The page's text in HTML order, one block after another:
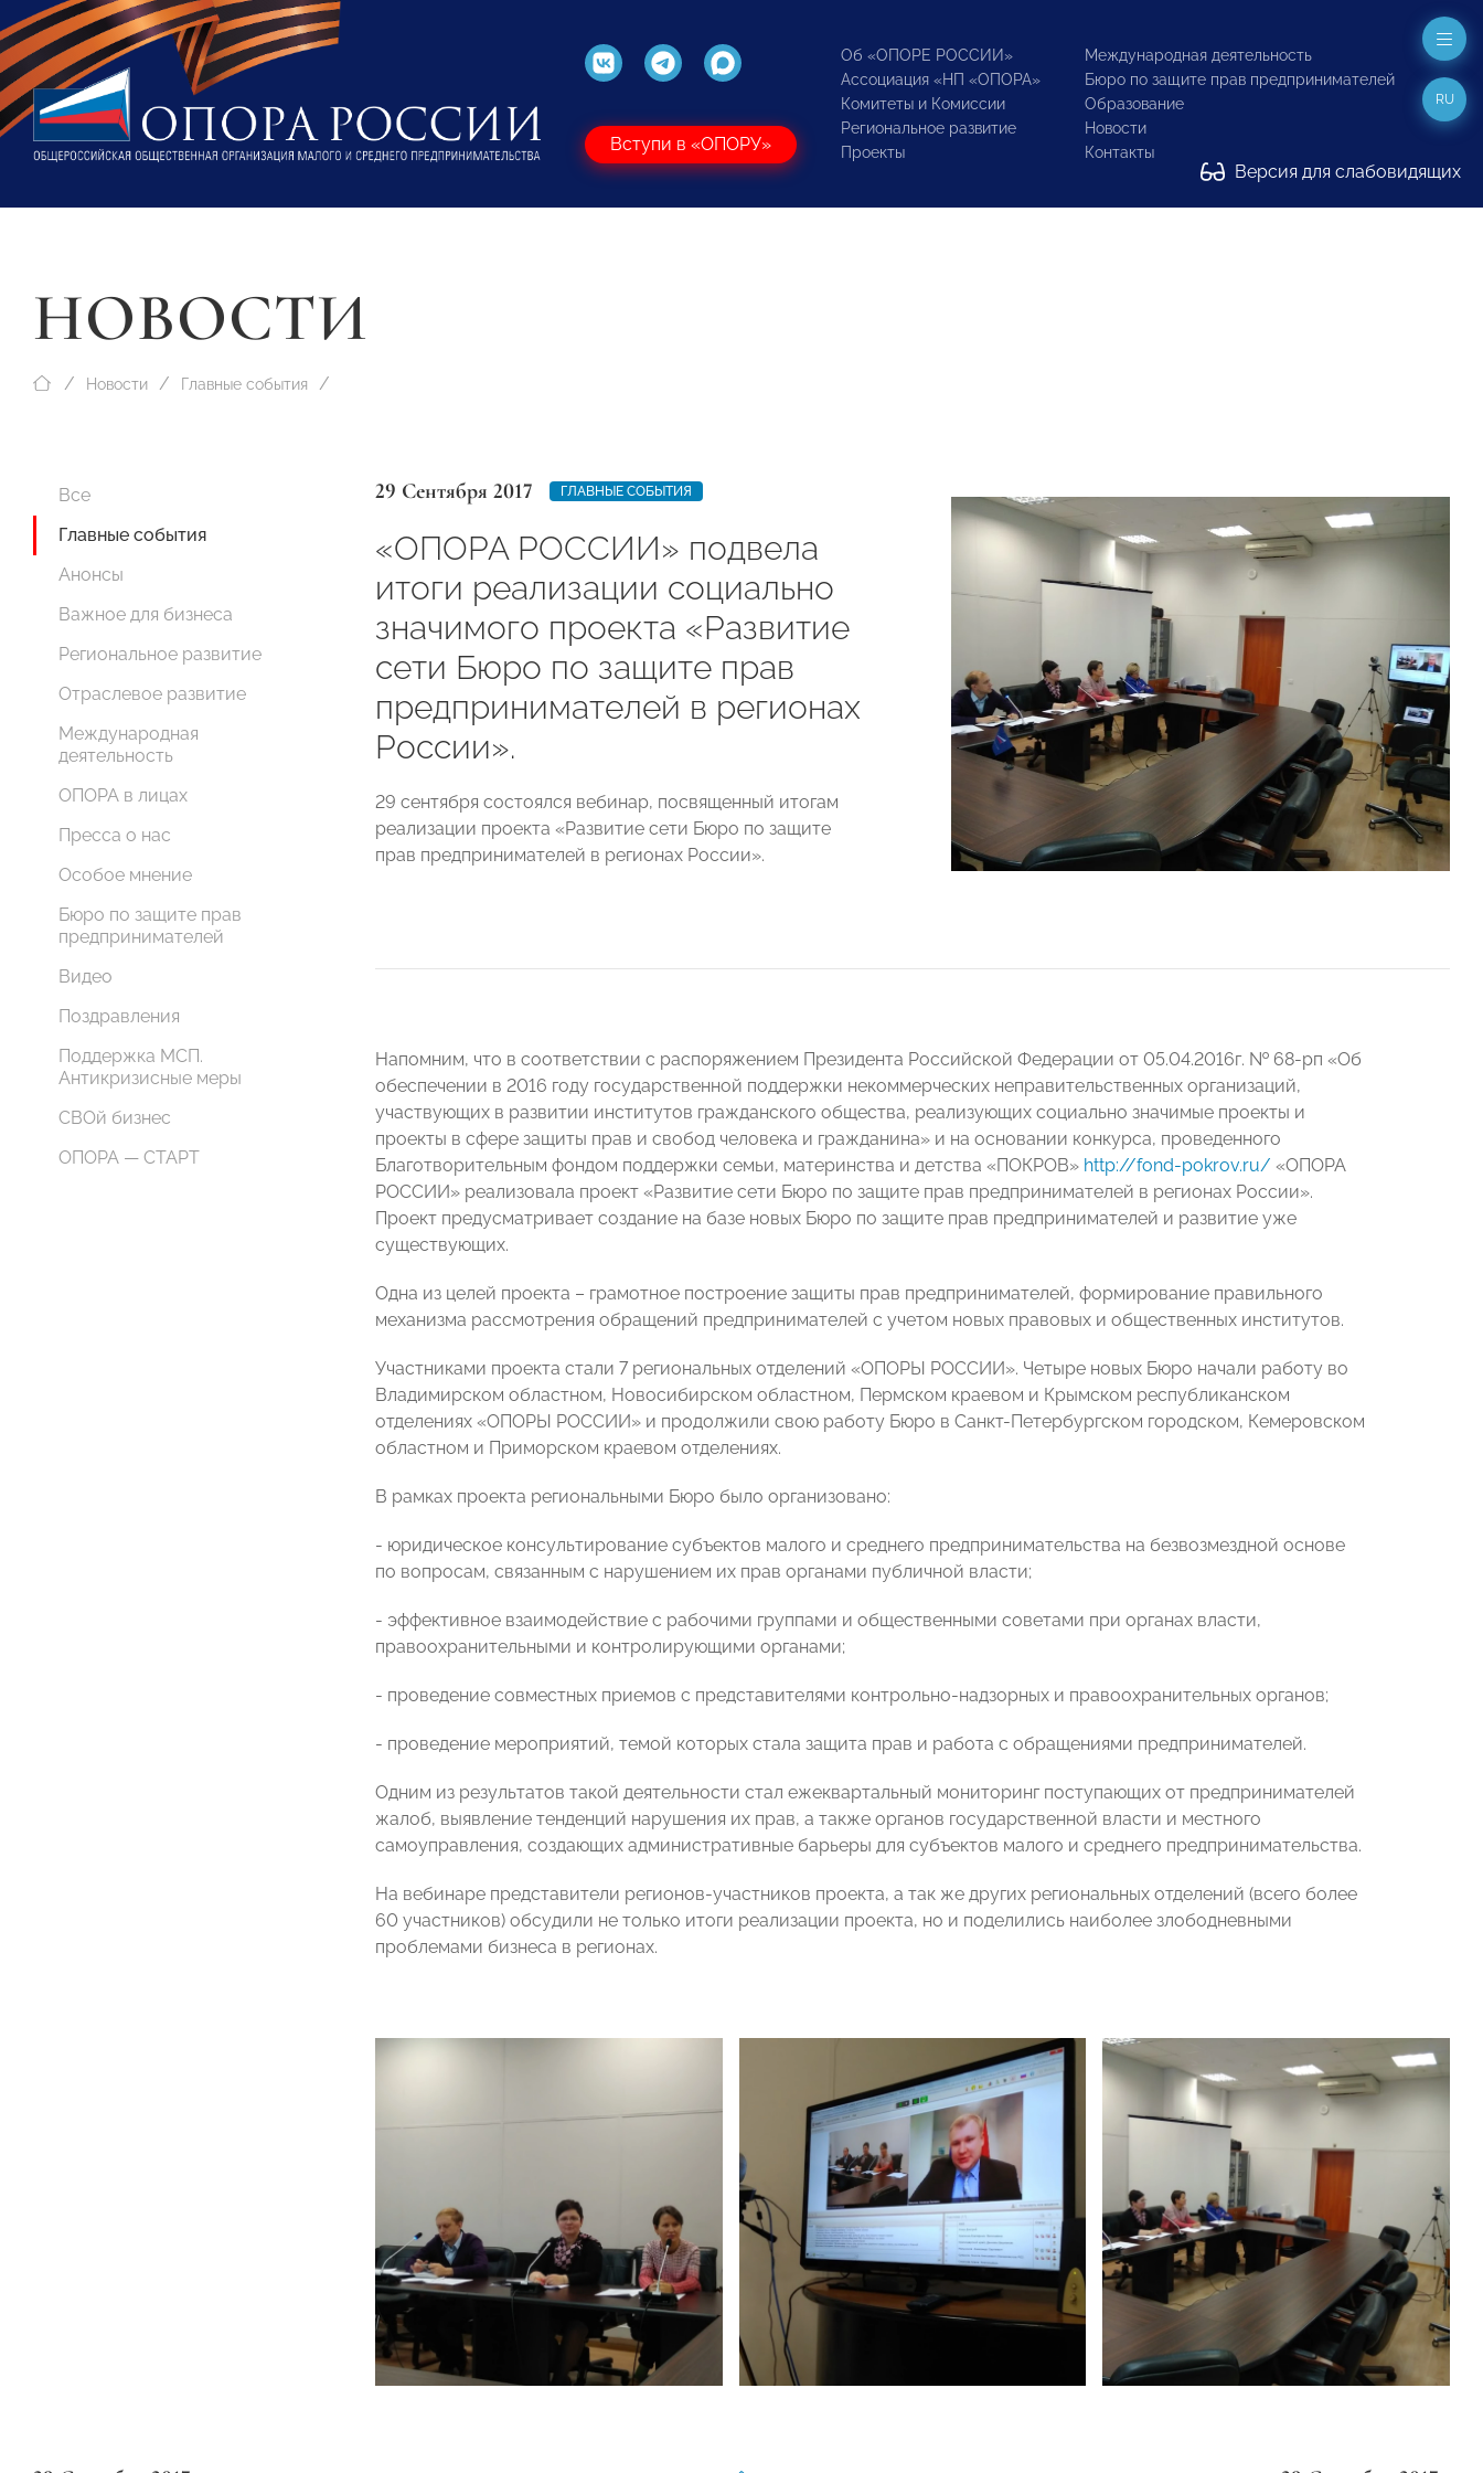
Вступи в «ОПОРУ»
Об «ОПОРЕ РОССИИ»
Ассоциация «НП «ОПОРА»
Комитеты и Комиссии
Региональное развитие
Проекты
Международная деятельность
Бюро по защите прав предпринимателей
Образование
Новости
Контакты
Версия для слабовидящих
RU
НОВОСТИ
Новости Главные события
Все
Главные события
Анонсы
Важное для бизнеса
Региональное развитие
Отраслевое развитие
Международная
деятельность
ОПОРА в лицах
Пресса о нас
Особое мнение
Бюро по защите прав
предпринимателей
Видео
Поздравления
Поддержка МСП.
Антикризисные меры
СВОй бизнес
ОПОРА — СТАРТ
29 Сентября 2017 ГЛАВНЫЕ СОБЫТИЯ
«ОПОРА РОССИИ» подвела
итоги реализации социально
значимого проекта «Развитие
сети Бюро по защите прав
предпринимателей в регионах
России».
29 сентября состоялся вебинар, посвященный итогам
реализации проекта «Развитие сети Бюро по защите
прав предпринимателей в регионах России».
Напомним, что в соответствии с распоряжением Президента Pоссийской Федерации от 05.04.2016г. № 68-рп «Об
обеспечении в 2016 году государственной поддержки некоммерческих неправительственных организаций,
участвующих в развитии институтов гражданского общества, реализующих социально значимые проекты и
проекты в сфере защиты прав и свобод человека и гражданина» и на основании конкурса, проведенного
Благотворительным фондом поддержки семьи, материнства и детства «ПОКРОВ» http://fond-pokrov.ru/ «ОПОРА
РОССИИ» реализовала проект «Развитие сети Бюро по защите прав предпринимателей в регионах России».
Проект предусматривает создание на базе новых Бюро по защите прав предпринимателей и развитие уже
существующих.
Одна из целей проекта – грамотное построение защиты прав предпринимателей, формирование правильного
механизма рассмотрения обращений предпринимателей с учетом новых правовых и общественных институтов.
Участниками проекта стали 7 региональных отделений «ОПОРЫ РОССИИ». Четыре новых Бюро начали работу во
Владимирском областном, Новосибирском областном, Пермском краевом и Крымском республиканском
отделениях «ОПОРЫ РОССИИ» и продолжили свою работу Бюро в Санкт-Петербургском городском, Кемеровском
областном и Приморском краевом отделениях.
В рамках проекта региональными Бюро было организовано:
- юридическое консультирование субъектов малого и среднего предпринимательства на безвозмездной основе
по вопросам, связанным с нарушением их прав органами публичной власти;
- эффективное взаимодействие с рабочими группами и общественными советами при органах власти,
правоохранительными и контролирующими органами;
- проведение совместных приемов с представителями контрольно-надзорных и правоохранительных органов;
- проведение мероприятий, темой которых стала защита прав и работа с обращениями предпринимателей.
Одним из результатов такой деятельности стал ежеквартальный мониторинг поступающих от предпринимателей
жалоб, выявление тенденций нарушения их прав, а также органов государственной власти и местного
самоуправления, создающих административные барьеры для субъектов малого и среднего предпринимательства.
На вебинаре представители регионов-участников проекта, а так же других региональных отделений (всего более
60 участников) обсудили не только итоги реализации проекта, но и поделились наиболее злободневными
проблемами бизнеса в регионах.